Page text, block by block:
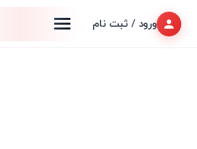
ورود / ثبت نام